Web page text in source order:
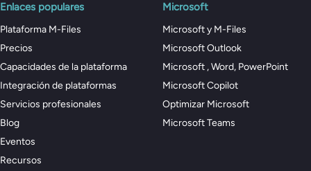
Enlaces populares
Plataforma M-Files
Precios
Capacidades de la plataforma
Integración de plataformas
Servicios profesionales
Blog
Eventos
Recursos
Microsoft
Microsoft y M-Files
Microsoft Outlook
Microsoft , Word, PowerPoint
Microsoft Copilot
Optimizar Microsoft
Microsoft Teams